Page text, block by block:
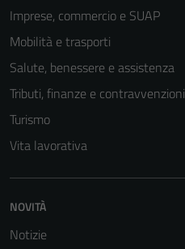
Imprese, commercio e SUAP
Mobilità e trasporti
Salute, benessere e assistenza
Tributi, finanze e contravvenzioni
Turismo
Vita lavorativa
NOVITÀ
Notizie